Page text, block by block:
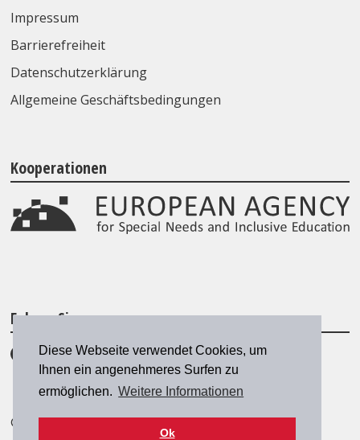
Diese Webseite verwendet Cookies, um
Ihnen ein angenehmeres Surfen zu
ermöglichen. Weitere Informationen
Ok
Impressum
Barrierefreiheit
Datenschutzerklärung
Allgemeine Geschäftsbedingungen
Kooperationen
Folgen Sie uns
© 2026 SZH/CSPS|szh@szh.ch